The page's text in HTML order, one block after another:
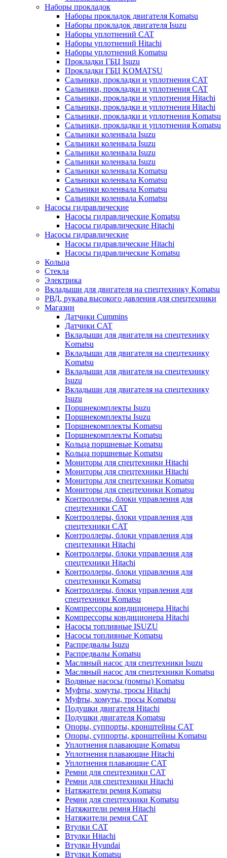
Наборы прокладок
Наборы прокладок двигателя Komatsu
Наборы прокладок двигателя Isuzu
Наборы уплотнений CAT
Наборы уплотнений Hitachi
Наборы уплотнений Komatsu
Прокладки ГБЦ Isuzu
Прокладки ГБЦ KOMATSU
Сальники, прокладки и уплотнения CAT
Сальники, прокладки и уплотнения CAT
Сальники, прокладки и уплотнения Hitachi
Сальники, прокладки и уплотнения Hitachi
Сальники, прокладки и уплотнения Komatsu
Сальники, прокладки и уплотнения Komatsu
Сальники коленвала Isuzu
Сальники коленвала Isuzu
Сальники коленвала Isuzu
Сальники коленвала Isuzu
Сальники коленвала Komatsu
Сальники коленвала Komatsu
Сальники коленвала Komatsu
Сальники коленвала Komatsu
Насосы гидравлические
Насосы гидравлические Komatsu
Насосы гидравлические Hitachi
Насосы гидравлические
Насосы гидравлические Hitachi
Насосы гидравлические Komatsu
Кольца
Стекла
Электрика
Вкладыши для двигателя на спецтехнику Komatsu
РВД, рукава высокого давления для спецтехники
Магазин
Датчики Cummins
Датчики CAT
Вкладыши для двигателя на спецтехнику
Komatsu
Вкладыши для двигателя на спецтехнику
Komatsu
Вкладыши для двигателя на спецтехнику
Isuzu
Вкладыши для двигателя на спецтехнику
Isuzu
Поршнекомплекты Isuzu
Поршнекомплекты Isuzu
Поршнекомплекты Komatsu
Поршнекомплекты Komatsu
Кольца поршневые Komatsu
Кольца поршневые Komatsu
Мониторы для спецтехники Hitachi
Мониторы для спецтехники Hitachi
Мониторы для спецтехники Komatsu
Мониторы для спецтехники Komatsu
Контроллеры, блоки управления для
спецтехники CAT
Контроллеры, блоки управления для
спецтехники CAT
Контроллеры, блоки управления для
спецтехники Hitachi
Контроллеры, блоки управления для
спецтехники Hitachi
Контроллеры, блоки управления для
спецтехники Komatsu
Контроллеры, блоки управления для
спецтехники Komatsu
Компрессоры кондиционера Hitachi
Компрессоры кондиционера Hitachi
Насосы топливные ISUZU
Насосы топливные Komatsu
Распредвалы Isuzu
Распредвалы Komatsu
Масляный насос для спецтехники Isuzu
Масляный насос для спецтехники Komatsu
Водяные насосы (помпы) Komatsu
Муфты, хомуты, тросы Hitachi
Муфты, хомуты, тросы Komatsu
Подушки двигателя Hitachi
Подушки двигателя Komatsu
Опоры, суппорты, кронштейны CAT
Опоры, суппорты, кронштейны Komatsu
Уплотнения плавающие Komatsu
Уплотнения плавающие Hitachi
Уплотнения плавающие CAT
Ремни для спецтехники CAT
Ремни для спецтехники Hitachi
Натяжители ремня Komatsu
Ремни для спецтехники Komatsu
Натяжители ремня Hitachi
Натяжители ремня CAT
Втулки CAT
Втулки Hitachi
Втулки Hyundai
Втулки Komatsu